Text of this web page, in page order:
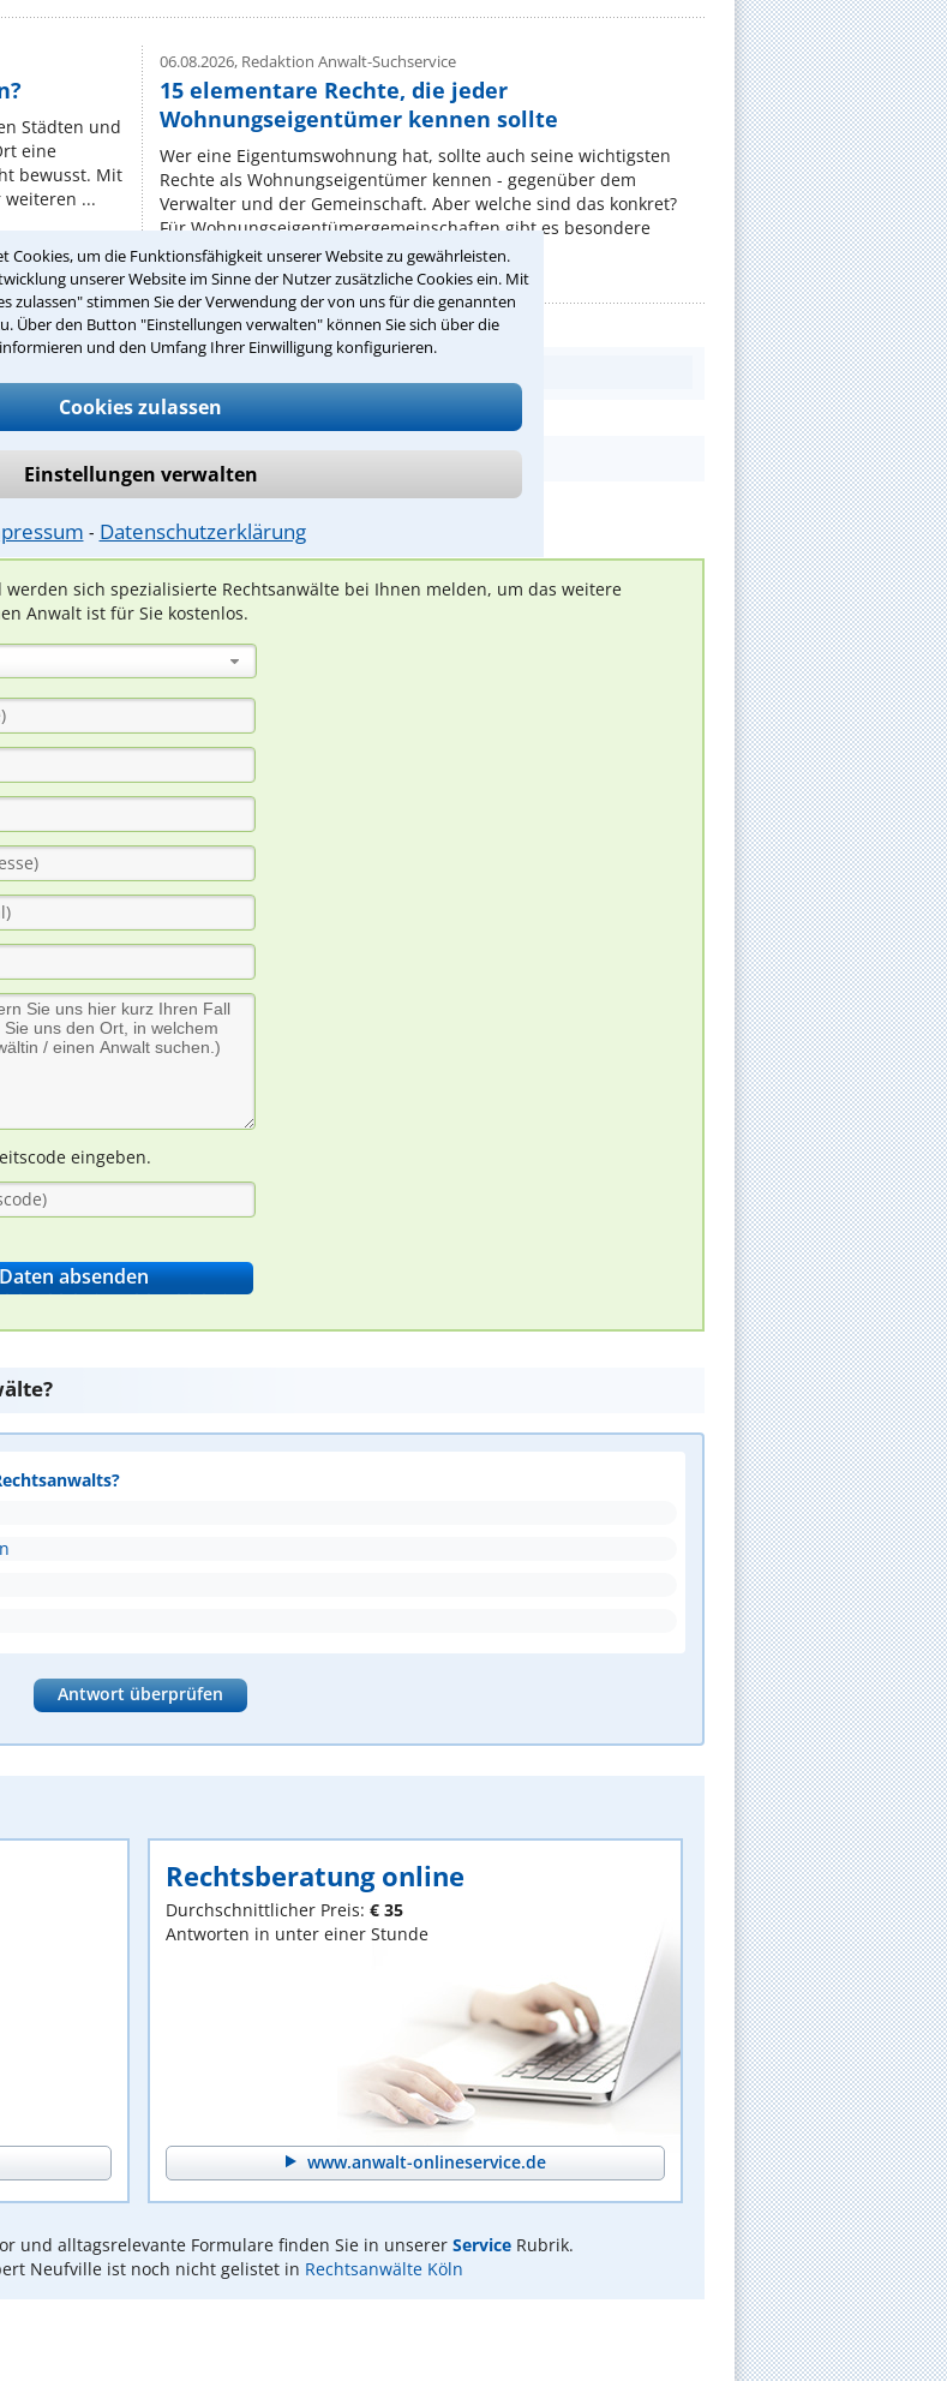
Cookies, um die Funktionsfähigkeit unserer Website zu gewährleisten.
unserer Website im Sinne der Nutzer zusätzliche Cookies ein. Mit
zulassen" stimmen Sie der Verwendung der von uns für die genannten
Über den Button "Einstellungen verwalten" können Sie sich über die
und den Umfang Ihrer Einwilligung konfigurieren.
Cookies zulassen
Einstellungen verwalten
⁃ Datenschutzerklärung
Städten und
eine
bewusst. Mit
...
06.08.2026,Redaktion Anwalt-Suchservice
15 elementare Rechte, die jeder
Wohnungseigentümer kennen sollte
Wer eine Eigentumswohnung hat, sollte auch seine wichtigsten
Rechte als Wohnungseigentümer kennen - gegenüber dem
Verwalter und der Gemeinschaft. Aber welche sind das konkret?
Für Wohnungseigentümergemeinschaften gibt es besondere
Regeln, niedergelegt ...
sich spezialisierte Rechtsanwälte bei Ihnen melden, um das weitere
Anwalt ist für Sie kostenlos.
eingeben.
Antwort überprüfen
Rechtsberatung online
Durchschnittlicher Preis: € 35
Antworten in unter einer Stunde
www.anwalt-onlineservice.de
und alltagsrelevante Formulare finden Sie in unserer ServiceRubrik.
Neufville ist noch nicht gelistet in Rechtsanwälte Köln